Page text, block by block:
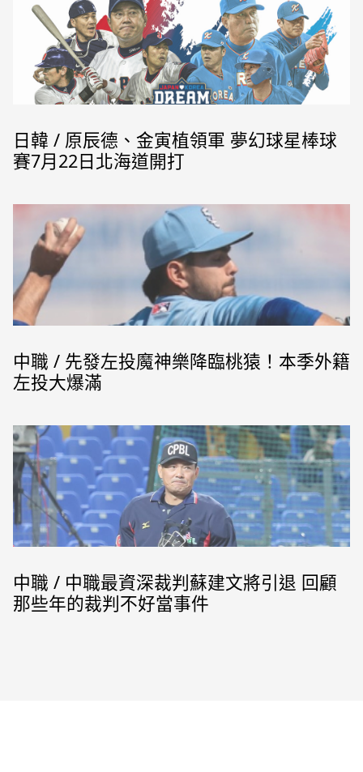
日韓 / 原辰德、金寅植領軍 夢幻球星棒球
賽7月22日北海道開打
中職 / 先發左投魔神樂降臨桃猿！本季外籍
左投大爆滿
中職 / 中職最資深裁判蘇建文將引退 回顧
那些年的裁判不好當事件